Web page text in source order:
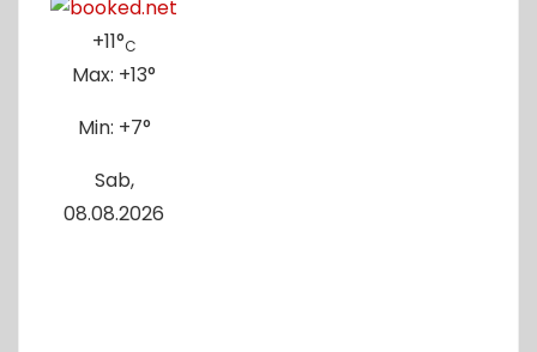
+11°C
Max: +13°
Min: +7°
Sab,
08.08.2026